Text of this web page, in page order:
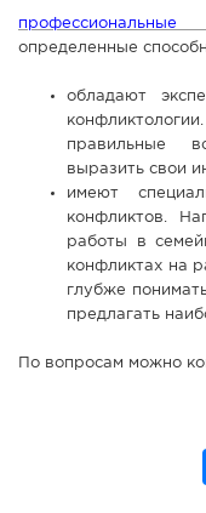
определенные
обладают
правильные
выразить свои
имеют
конфликтов.
работы в
конфликтах на
глубже
предлагать
По вопросам можно